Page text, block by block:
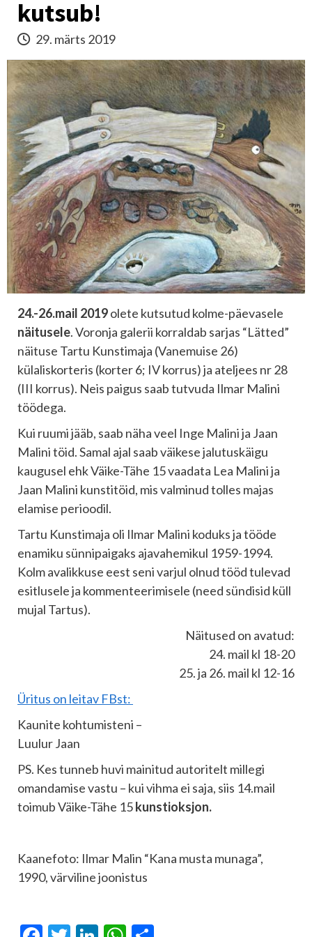
kutsub!
29. märts 2019
24.-26.mail 2019olete kutsutud kolme-päevasele
näitusele. Voronja galerii korraldab sarjas “Lätted”
näituse Tartu Kunstimaja (Vanemuise 26)
külaliskorteris (korter 6; IV korrus) ja ateljees nr 28
(III korrus). Neis paigus saab tutvuda Ilmar Malini
töödega.
Kui ruumi jääb, saab näha veel Inge Malini ja Jaan
Malini töid. Samal ajal saab väikese jalutuskäigu
kaugusel ehk Väike-Tähe 15 vaadata Lea Malini ja
Jaan Malini kunstitöid, mis valminud tolles majas
elamise perioodil.
Tartu Kunstimaja oli Ilmar Malini koduks ja tööde
enamiku sünnipaigaks ajavahemikul 1959-1994.
Kolm avalikkuse eest seni varjul olnud tööd tulevad
esitlusele ja kommenteerimisele (need sündisid küll
mujal Tartus).
Näitused on avatud:
24. mail kl 18-20
25. ja 26. mail kl 12-16
Üritus on leitav FBst:
Kaunite kohtumisteni –
Luulur Jaan
PS. Kes tunneb huvi mainitud autoritelt millegi
omandamise vastu – kui vihma ei saja, siis 14.mail
toimub Väike-Tähe 15kunstioksjon.
Kaanefoto: Ilmar Malin “Kana musta munaga”,
1990, värviline joonistus